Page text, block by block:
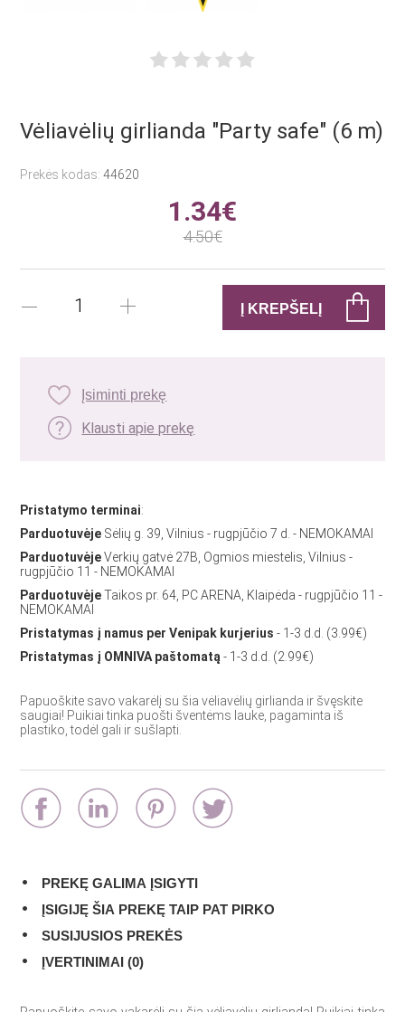
Vėliavėlių girlianda "Party safe" (6 m)
Prekės kodas:44620
1.34€
4.50€
Įsiminti prekę
Klausti apie prekę
Pristatymo terminai:
Parduotuvėje Sėlių g. 39, Vilnius - rugpjūčio 7 d. - NEMOKAMAI
ParduotuvėjeVerkių gatvė 27B, Ogmios miestelis, Vilnius -
rugpjūčio 11 - NEMOKAMAI
ParduotuvėjeTaikos pr. 64, PC ARENA, Klaipėda - rugpjūčio 11 -
NEMOKAMAI
Pristatymas į namus per Venipak kurjerius - 1-3 d.d. (3.99€)
Pristatymas į OMNIVA paštomatą- 1-3 d.d. (2.99€)
Papuoškite savo vakarėlį su šia vėliavėlių girlianda ir švęskite
saugiai! Puikiai tinka puošti šventėms lauke, pagaminta iš
plastiko, todėl gali ir sušlapti.
PREKĘ GALIMA ĮSIGYTI
ĮSIGIJĘ ŠIA PREKĘ TAIP PAT PIRKO
SUSIJUSIOS PREKĖS
ĮVERTINIMAI (0)